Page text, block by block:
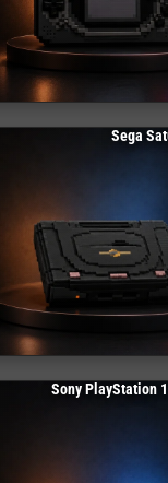
Sega
Sony PlayStation